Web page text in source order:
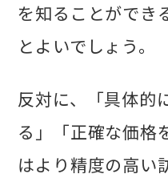
を知ることができ
とよいでしょう。
反対に、「具体的
る」「正確な価格
はより精度の高い